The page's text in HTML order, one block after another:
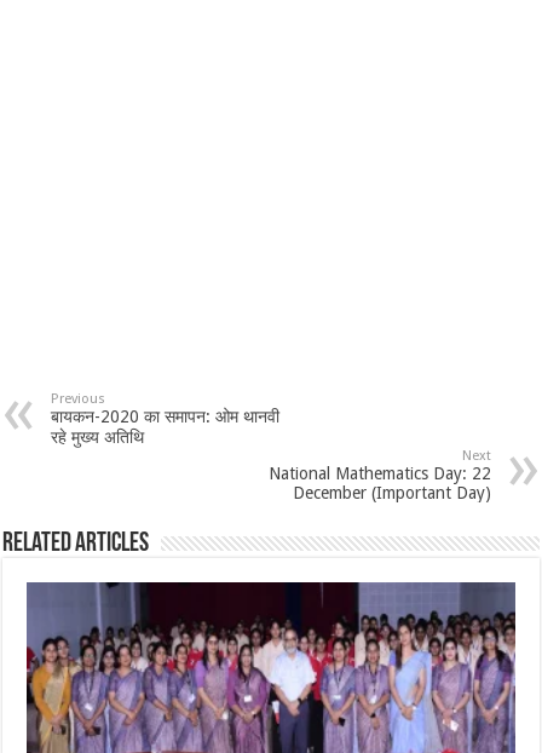
Previous
बायकन-2020 का समापन: ओम थानवी
रहे मुख्य अतिथि
Next
National Mathematics Day: 22
December (Important Day)
Related Articles